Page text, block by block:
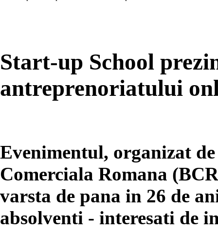
Start-up School
antreprenoriatului
Evenimentul, organizat
Comerciala Romana
varsta de pana in 26 de
absolventi - interesati de